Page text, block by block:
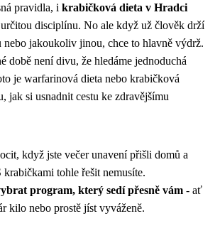
pravidla, i krabičková dieta v Hradci
disciplínu. No ale když už člověk drží
jakoukoliv jinou, chce to hlavně výdrž.
době není divu, že hledáme jednoduchá
je warfarinová dieta nebo krabičková
jak si usnadnit cestu ke zdravějšímu
když jste večer unavení přišli domů a
tohle řešit nemusíte.
program, který sedí přesně vám - ať
kilo nebo prostě jíst vyváženě.